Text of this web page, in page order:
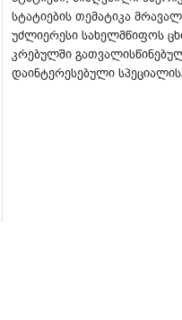
სტატიების თემატიკა
უძლიერესი სახელმწიფოს
კრებულში
დაინტერესებული